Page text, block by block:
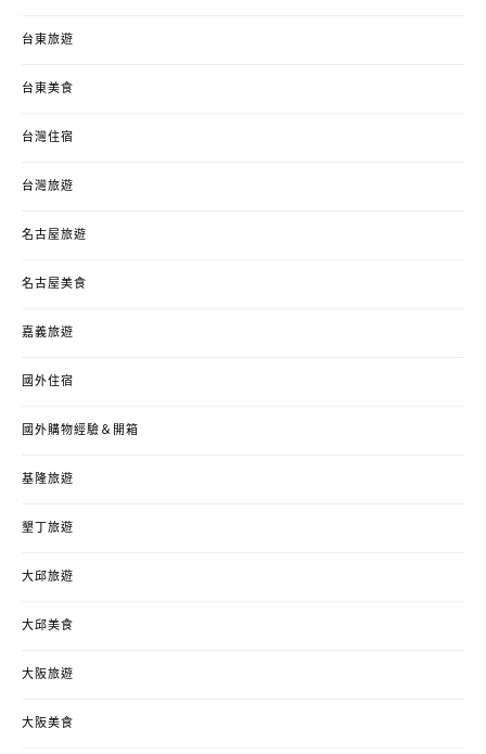
台東旅遊
台東美食
台灣住宿
台灣旅遊
名古屋旅遊
名古屋美食
嘉義旅遊
國外住宿
國外購物經驗＆開箱
基隆旅遊
墾丁旅遊
大邱旅遊
大邱美食
大阪旅遊
大阪美食